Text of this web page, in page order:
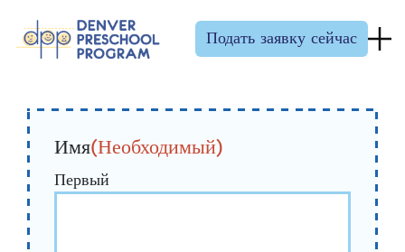
Подать заявку сейчас
Имя(Необходимый)
Первый